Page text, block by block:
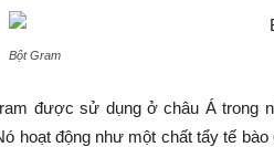
Bột Gram
được sử dụng ở châu Á trong
hoạt động như một chất tẩy tế